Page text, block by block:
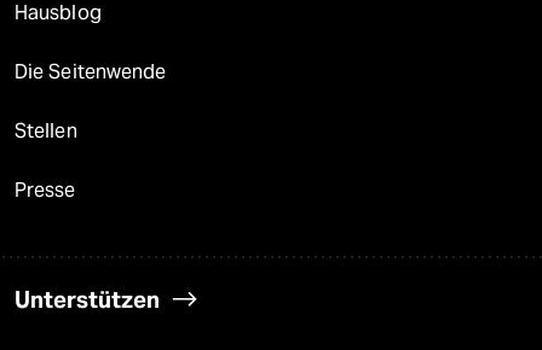
Hausblog
Die Seitenwende
Stellen
Presse
Unterstützen